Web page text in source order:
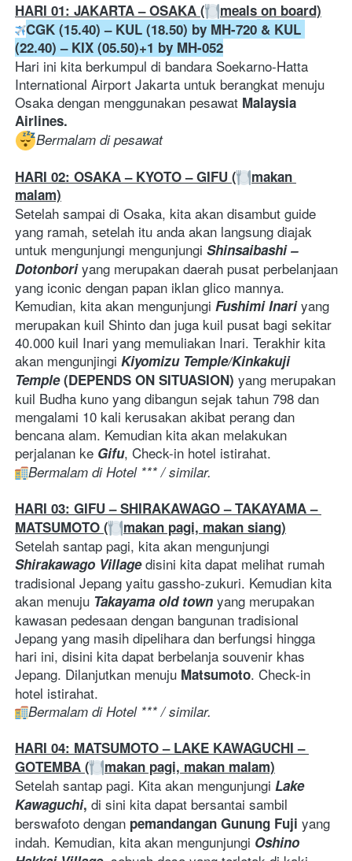
HARI 01: JAKARTA – OSAKA (
meals on board)
CGK (15.40) – KUL (18.50) by MH-720 & KUL
(22.40) – KIX (05.50)+1 by MH-052
Hari ini kita berkumpul di bandara Soekarno-Hatta
International Airport Jakarta untuk berangkat menuju
Osaka dengan menggunakan pesawat Malaysia
Airlines.
Bermalam di pesawat
HARI 02: OSAKA – KYOTO – GIFU (
makan
malam)
Setelah sampai di Osaka, kita akan disambut guide
yang ramah, setelah itu anda akan langsung diajak
untuk mengunjungi mengunjungi Shinsaibashi –
Dotonbori yang merupakan daerah pusat perbelanjaan
yang iconic dengan papan iklan glico mannya.
Kemudian, kita akan mengunjungi Fushimi Inari yang
merupakan kuil Shinto dan juga kuil pusat bagi sekitar
40.000 kuil Inari yang memuliakan Inari. Terakhir kita
akan mengunjingi Kiyomizu Temple/Kinkakuji
Temple (DEPENDS ON SITUASION) yang merupakan
kuil Budha kuno yang dibangun sejak tahun 798 dan
mengalami 10 kali kerusakan akibat perang dan
bencana alam. Kemudian kita akan melakukan
perjalanan ke Gifu, Check-in hotel istirahat.
Bermalam di Hotel *** / similar.
HARI 03: GIFU – SHIRAKAWAGO – TAKAYAMA –
MATSUMOTO (
makan pagi, makan siang)
Shirakawago Village disini kita dapat melihat rumah
tradisional Jepang yaitu gassho-zukuri. Kemudian kita
akan menuju Takayama old town yang merupakan
kawasan pedesaan dengan bangunan tradisional
Jepang yang masih dipelihara dan berfungsi hingga
hari ini, disini kita dapat berbelanja souvenir khas
Jepang. Dilanjutkan menuju Matsumoto. Check-in
hotel istirahat.
Bermalam di Hotel *** / similar.
HARI 04: MATSUMOTO – LAKE KAWAGUCHI –
GOTEMBA (
makan pagi, makan malam)
Setelah santap pagi. Kita akan mengunjungi Lake
Kawaguchi, di sini kita dapat bersantai sambil
berswafoto dengan pemandangan Gunung Fuji yang
indah. Kemudian, kita akan mengunjungi Oshino